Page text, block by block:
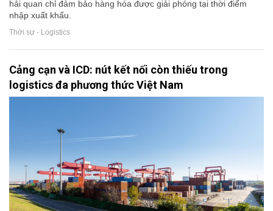
hải quan chỉ đảm bảo hàng hóa được giải phóng tại thời điểm
nhập xuất khẩu.
Thời sự - Logistics
Cảng cạn và ICD: nút kết nối còn thiếu trong
logistics đa phương thức Việt Nam